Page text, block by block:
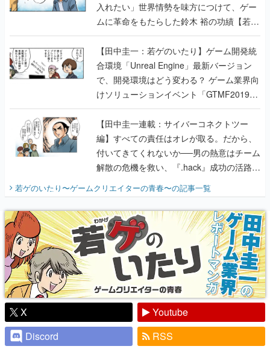
入れたい」世界情勢を味方につけて、ゲー
ムに革命をもたらした鈴木 裕の功績【若ゲ
のいたり】
【田中圭一：若ゲのいたり】ゲーム開発統
合環境「Unreal Engine」最新バージョン
で、開発環境はどう変わる？ ゲーム業界向
けソリューションイベント「GTMF2019」
に行って、より理解を深めよう【PR】
【田中圭一連載：サイバーコネクトツー
編】すべての責任はオレが取る。だから、
付いてきてくれないか──男の熱意はチーム
解散の危機を救い、『.hack』成功の活路を
開く。業界の快男児・松山 洋に流れる血は
『少年ジャンプ』色だった【若ゲのいた
り】
若ゲのいたり〜ゲームクリエイターの青春〜の記事一覧
X
Youtube
Discord
RSS